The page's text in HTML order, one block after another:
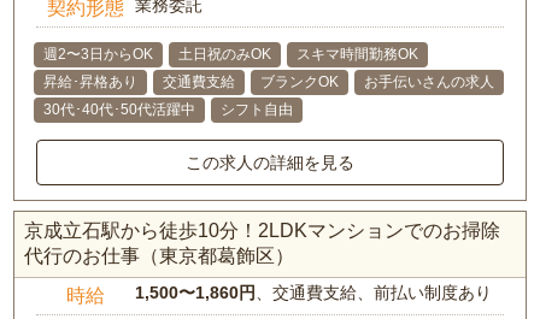
契約形態 業務委託
週2〜3日からOK 土日祝のみOK
スキマ時間勤務OK
昇給･昇格あり
交通費支給 ブランクOK
お手伝いさんの求人
30代･40代･50代活躍中
シフト自由
この求人の詳細を見る
京成立石駅から徒歩10分！2LDKマンションでのお掃除
代行のお仕事（東京都葛飾区）
時給 1,500〜1,860円 、交通費支給、前払い制度あり